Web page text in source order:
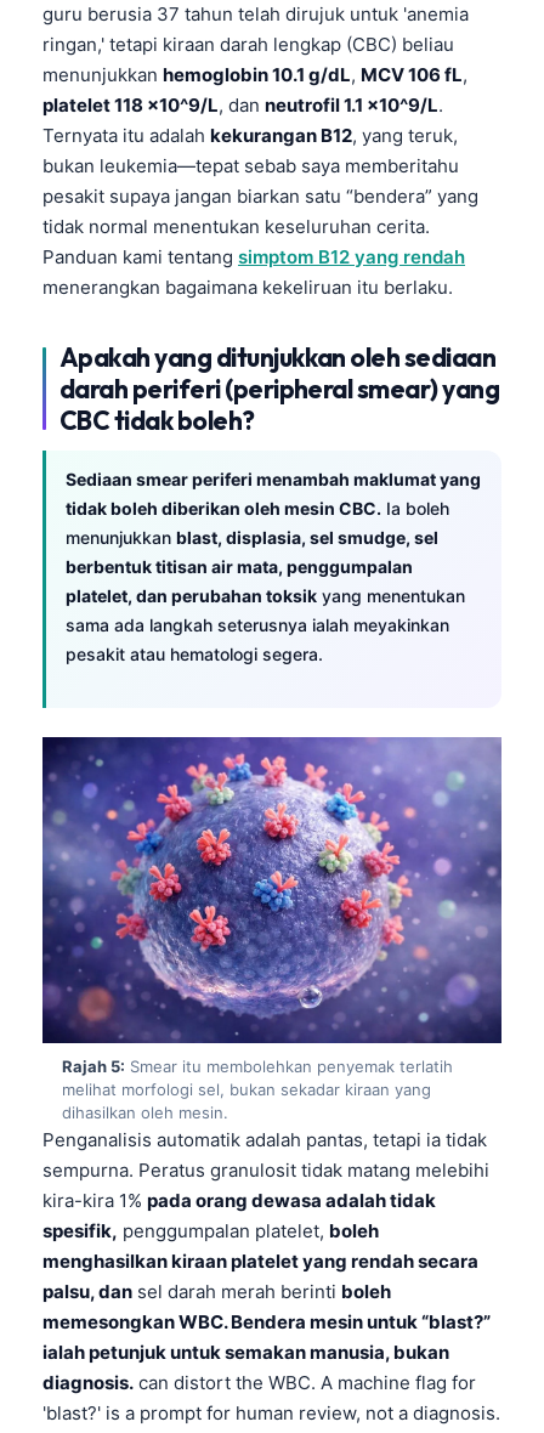
guru berusia 37 tahun telah dirujuk untuk 'anemia
ringan,' tetapi kiraan darah lengkap (CBC) beliau
menunjukkan hemoglobin 10.1 g/dL, MCV 106 fL,
platelet 118 x10^9/L, dan neutrofil 1.1 x10^9/L.
Ternyata itu adalah kekurangan B12, yang teruk,
bukan leukemia—tepat sebab saya memberitahu
pesakit supaya jangan biarkan satu “bendera” yang
tidak normal menentukan keseluruhan cerita.
Panduan kami tentang simptom B12 yang rendah
menerangkan bagaimana kekeliruan itu berlaku.
Apakah yang ditunjukkan oleh sediaan
darah periferi (peripheral smear) yang
CBC tidak boleh?
Sediaan smear periferi menambah maklumat yang
tidak boleh diberikan oleh mesin CBC. Ia boleh
menunjukkan blast, displasia, sel smudge, sel
berbentuk titisan air mata, penggumpalan
platelet, dan perubahan toksik yang menentukan
sama ada langkah seterusnya ialah meyakinkan
pesakit atau hematologi segera.
Rajah 5: Smear itu membolehkan penyemak terlatih
melihat morfologi sel, bukan sekadar kiraan yang
dihasilkan oleh mesin.
Penganalisis automatik adalah pantas, tetapi ia tidak
sempurna. Peratus granulosit tidak matang melebihi
kira-kira 1% pada orang dewasa adalah tidak
spesifik, penggumpalan platelet, boleh
menghasilkan kiraan platelet yang rendah secara
palsu, dan sel darah merah berinti boleh
memesongkan WBC. Bendera mesin untuk “blast?”
ialah petunjuk untuk semakan manusia, bukan
diagnosis. can distort the WBC. A machine flag for
'blast?' is a prompt for human review, not a diagnosis.
Basa Jawa
Cebuano
ئۇيغۇرچە
Кыргызча
Татар теле
Беларуская мова
Esperanto
Frysk
Ślōnskŏ gŏdka
Norsk bokmål